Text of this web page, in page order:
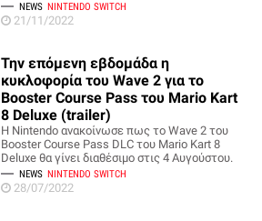
NEWS NINTENDO SWITCH
21/11/2022
Την επόμενη εβδομάδα η
κυκλοφορία του Wave 2 για το
Booster Course Pass του Mario Kart
8 Deluxe (trailer)
Η Nintendo ανακοίνωσε πως το Wave 2 του
Booster Course Pass DLC του Mario Kart 8
Deluxe θα γίνει διαθέσιμο στις 4 Αυγούστου.
NEWS NINTENDO SWITCH
28/07/2022